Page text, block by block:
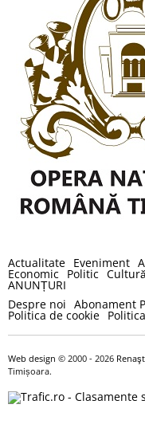
Actualitate Eveniment
Economic Politic
ANUNȚURI
Despre noi Abonament
Politica de cookie
Web design © 2000 - 2026
Timișoara.